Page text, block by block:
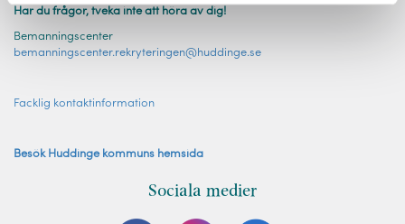
Har du frågor, tveka inte att höra av dig!
Bemanningscenter
bemanningscenter.rekryteringen@huddinge.se
Facklig kontaktinformation
Besök Huddinge kommuns hemsida
Sociala medier